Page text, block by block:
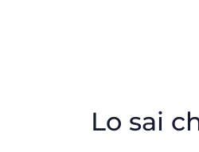
Lo sai